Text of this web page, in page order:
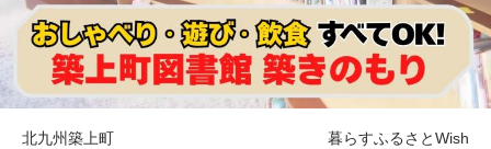
北九州築上町 暮らすふるさとWish